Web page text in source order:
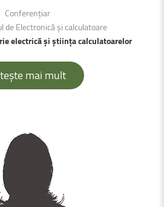
Conferențiar
de Electronică și calculatoare
electrică și știința calculatoarelor
mai mult